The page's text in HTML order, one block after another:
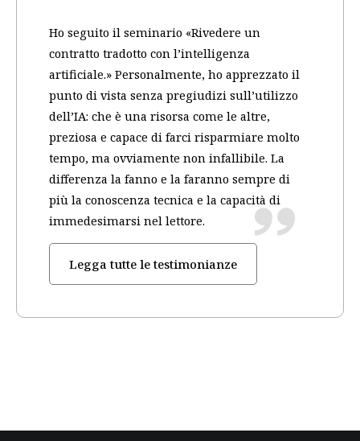
Ho seguito il seminario «Rivedere un
contratto tradotto con l’intelligenza
artificiale.» Personalmente, ho apprezzato il
punto di vista senza pregiudizi sull’utilizzo
dell’IA: che è una risorsa come le altre,
preziosa e capace di farci risparmiare molto
tempo, ma ovviamente non infallibile. La
differenza la fanno e la faranno sempre di
più la conoscenza tecnica e la capacità di
immedesimarsi nel lettore.
Legga tutte le testimonianze